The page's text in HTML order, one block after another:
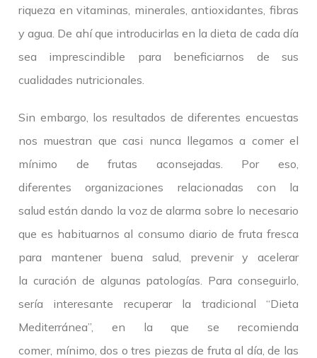
riqueza en vitaminas, minerales, antioxidantes, fibras
y agua. De ahí que introducirlas en la dieta de cada día
sea imprescindible para beneficiarnos de sus
cualidades nutricionales.
Sin embargo, los resultados de diferentes encuestas
nos muestran que casi nunca llegamos a comer el
mínimo de frutas aconsejadas. Por eso,
diferentes organizaciones relacionadas con la
salud están dando la voz de alarma sobre lo necesario
que es habituarnos al consumo diario de fruta fresca
para mantener buena salud, prevenir y acelerar
la curación de algunas patologías. Para conseguirlo,
sería interesante recuperar la tradicional “Dieta
Mediterránea”, en la que se recomienda
comer, mínimo, dos o tres piezas de fruta al día, de las